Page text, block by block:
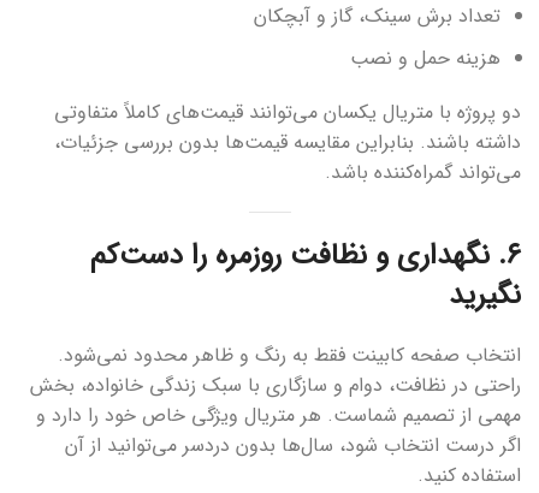
تعداد برش سینک، گاز و آبچکان
هزینه حمل و نصب
دو پروژه با متریال یکسان می‌توانند قیمت‌های کاملاً متفاوتی
داشته باشند. بنابراین مقایسه قیمت‌ها بدون بررسی جزئیات،
می‌تواند گمراه‌کننده باشد.
۶. نگهداری و نظافت روزمره را دست‌کم
نگیرید
انتخاب صفحه کابینت فقط به رنگ و ظاهر محدود نمی‌شود.
راحتی در نظافت، دوام و سازگاری با سبک زندگی خانواده، بخش
مهمی از تصمیم شماست. هر متریال ویژگی خاص خود را دارد و
اگر درست انتخاب شود، سال‌ها بدون دردسر می‌توانید از آن
استفاده کنید.